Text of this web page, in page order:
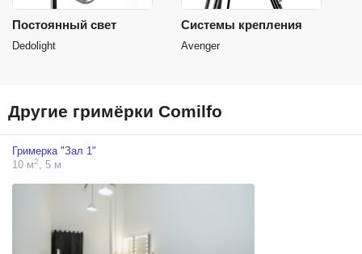
Постоянный свет
Dedolight
Системы крепления
Avenger
Другие гримёрки Comilfo
Гримерка "Зал 1"
10 м2, 5 м